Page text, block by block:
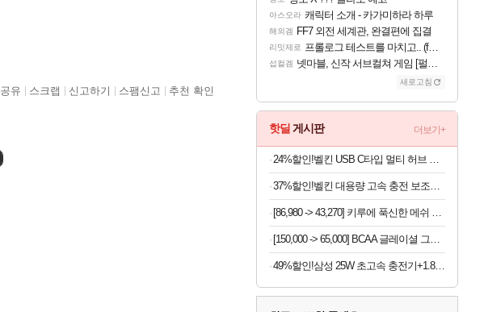
공유 스크랩 신고하기 스팸신고 추천 확인
아스오라 캐릭터 소개 - 카가미하라 하루
해외겜 FF7 외전 세계관, 완결편에 집결
리밋제로 프롤로그 테스트를 마치고.. (feat. 리아)
섭컬겜 넷마블, 신작 서브컬쳐 게임 [펄 인 블루] 티저 사이트 오픈
새로고침
핫딜 게시판 더보기+
24%할인!벨킨 USB C타입 멀티 허브 아이폰 아이패드 맥북 프로 에어 노트북 호환
37%할인!벨킨 대용량 고속 충전 보조배터리
[86,980 -> 43,270] 키루에 푹신한 메쉬 의자 (컴퓨터용, 책상용, 사무용)
[150,000 -> 65,000] BCAA 글레이셜 그레이프 745g x 2개
49%할인!삼성 25W 초고속 충전기+1.8M케이블+갤럭시 고속 무선충전기